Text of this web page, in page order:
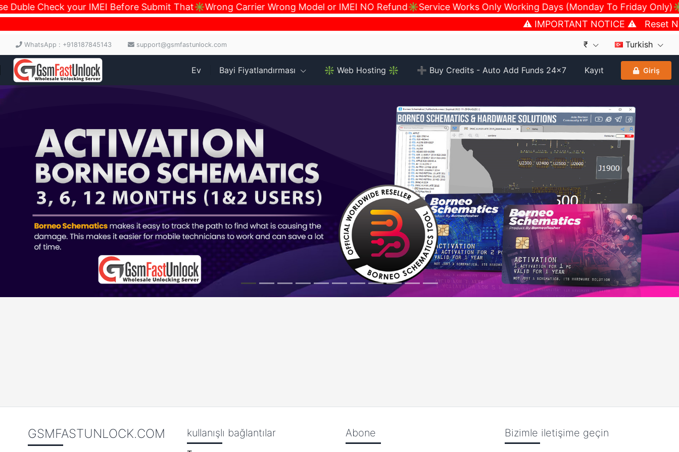
Duble Check your IMEI Before Submit That✳️Wrong Carrier Wrong Model or IMEI NO Refund✳️Service Works Only Working Days (Monday To Friday
⚠️ IMPORTANT NOTICE ⚠️ Reset
WhatsApp : +918187845143 support@gsmfastunlock.com ₹ Turkish
Ev Bayi Fiyatlandırması ❇️ Web Hosting ❇️ ➕ Buy Credits - Auto Add Funds 24x7 Kayıt Giriş
GSMFASTUNLOCK.COM kullanışlı bağlantılar Abone Bizimle iletişime geçin